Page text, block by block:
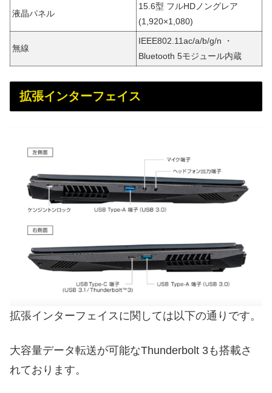
液晶パネル
15.6型 フルHDノングレア
(1,920×1,080)
無線
IEEE802.11ac/a/b/g/n ・
Bluetooth 5モジュール内蔵
拡張インターフェイス
拡張インターフェイスに関しては以下の通りです。
大容量データ転送が可能なThunderbolt 3も搭載さ
れております。